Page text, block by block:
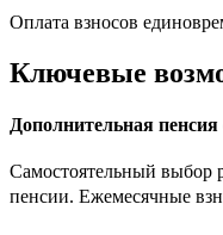
Оплата взносов
Ключевые
Дополнительная
Самостоятельный выбор
пенсии. Ежемесячные